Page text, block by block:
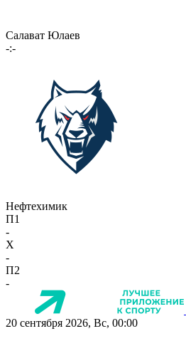
Салават Юлаев
-:-
Нефтехимик
П1
-
X
-
П2
-
20 сентября 2026, Вс, 00:00